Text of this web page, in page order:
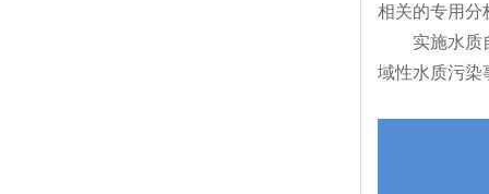
相关的专用分
实施水质
域性水质污染